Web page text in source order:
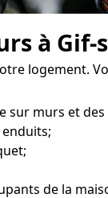
à Gif-
logement.
sur murs et
de la